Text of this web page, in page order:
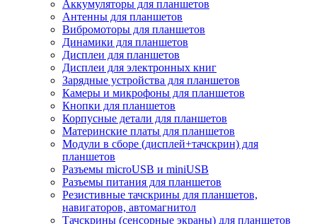
Аккумуляторы для планшетов
Антенны для планшетов
Вибромоторы для планшетов
Динамики для планшетов
Дисплеи для планшетов
Дисплеи для электронных книг
Зарядные устройства для планшетов
Камеры и микрофоны для планшетов
Кнопки для планшетов
Корпусные детали для планшетов
Материнские платы для планшетов
Модули в сборе (дисплей+тачскрин) для
планшетов
Разъемы microUSB и miniUSB
Разъемы питания для планшетов
Резистивные тачскрины для планшетов,
навигаторов, автомагнитол
Тачскрины (сенсорные экраны) для планшетов